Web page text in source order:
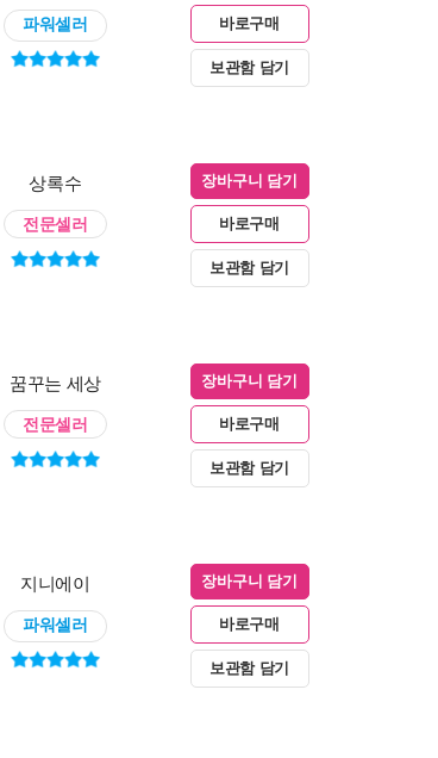
파워셀러 바로구매
보관함 담기
상록수
전문셀러
장바구니 담기
바로구매
보관함 담기
꿈꾸는 세상
전문셀러
장바구니 담기
바로구매
보관함 담기
지니에이
파워셀러
장바구니 담기
바로구매
보관함 담기